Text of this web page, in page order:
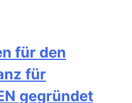
für den
für
gegründet